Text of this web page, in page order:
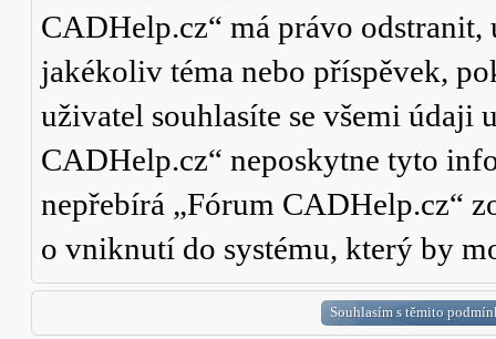
CADHelp.cz“ má právo
jakékoliv téma nebo příspěvek,
uživatel souhlasíte se všemi údaji
CADHelp.cz“ neposkytne tyto
nepřebírá „Fórum CADHelp.cz“
o vniknutí do systému, který by